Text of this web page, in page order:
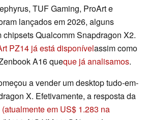
TUF Gaming, ProArt e
lançados em 2026, alguns
chipsets Qualcomm Snapdragon X2.
PZ14 já está disponívelassim como
A16 queque já analisamos.
a vender um desktop tudo-em-
X. Efetivamente, a resposta da
(atualmente em US$ 1.283 na